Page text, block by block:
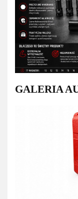
GALERIA